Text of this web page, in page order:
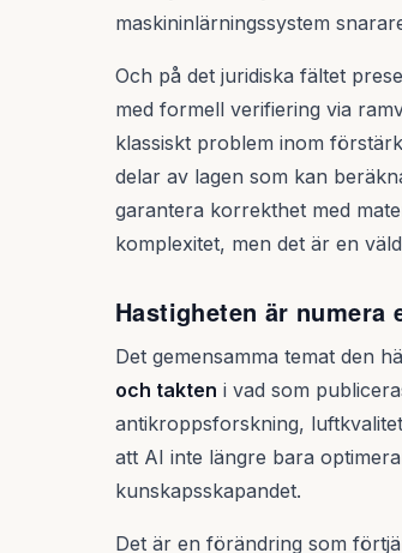
maskininlärningssystem
Och på det juridiska fältet
med formell verifiering via
klassiskt problem inom
delar av lagen som kan
garantera korrekthet med
komplexitet, men det är en
Hastigheten är numera
Det gemensamma temat den
och takten i vad som
antikroppsforskning,
att AI inte längre bara
kunskapsskapandet.
Det är en förändring som